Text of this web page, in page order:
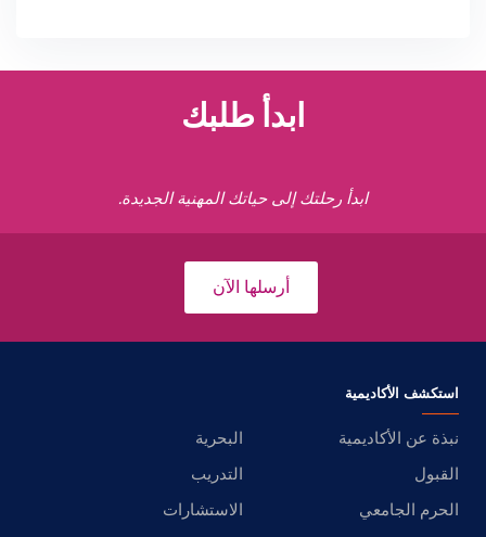
ابدأ طلبك
ابدأ رحلتك إلى حياتك المهنية الجديدة.
أرسلها الآن
استكشف الأكاديمية
نبذة عن الأكاديمية
البحرية
القبول
التدريب
الحرم الجامعي
الاستشارات